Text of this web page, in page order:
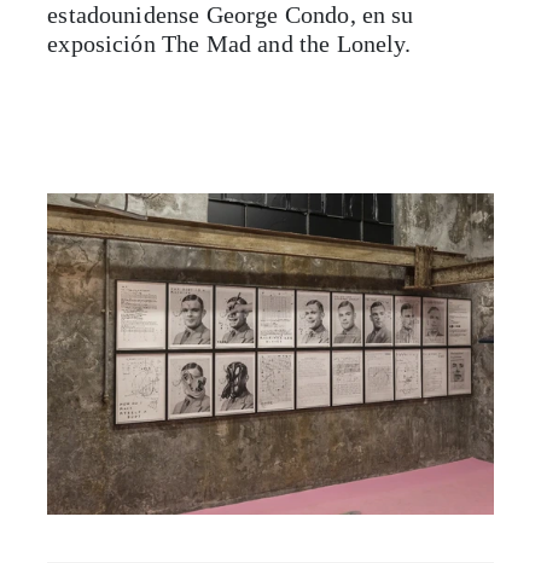
estadounidense George Condo, en su
exposición The Mad and the Lonely.